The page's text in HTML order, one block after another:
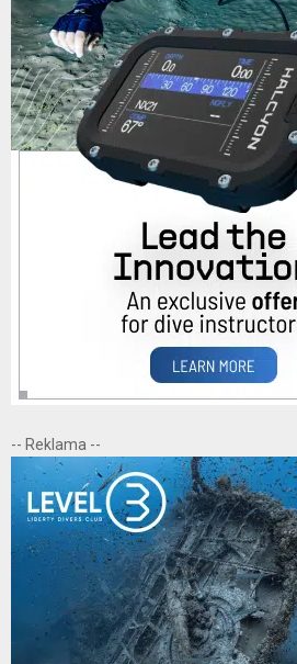
-- Reklama --